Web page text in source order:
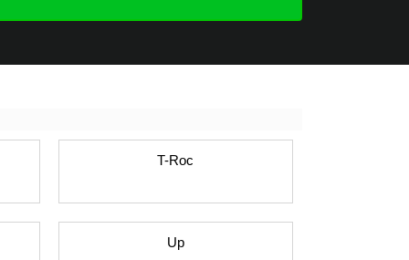
T-Roc
Up